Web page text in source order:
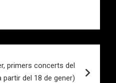
primers concerts del
partir del 18 de gener)